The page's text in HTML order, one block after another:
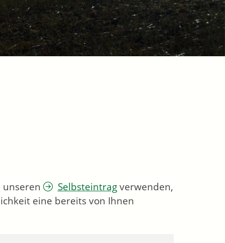
unseren Selbsteintragverwenden,
eine bereits von Ihnen